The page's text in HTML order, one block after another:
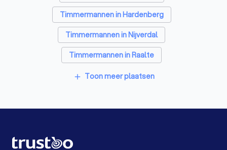
Timmermannen in Hardenberg
Timmermannen in Nijverdal
Timmermannen in Raalte
Timmermannen in Vriezenveen
add Toon meer plaatsen